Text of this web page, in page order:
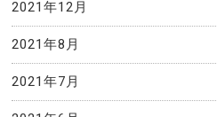
2021年12月
2021年8月
2021年7月